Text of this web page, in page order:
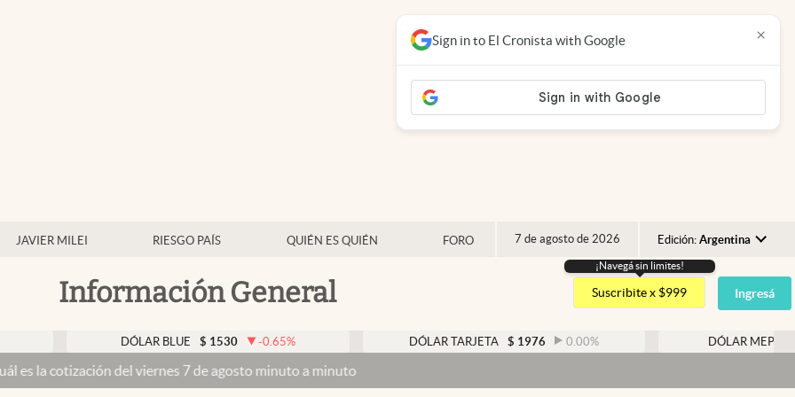
JAVIER MILEI RIESGO PAÍS QUIÉN ES QUIÉN FORO 7 de agosto de 2026 Edición: Argentina
Argentina
España
USA
Información General
¡Navegá sin limites!
Suscribite x $999 Ingresá
DÓLAR BLUE $ 1530 -0.65% DÓLAR TARJETA $ 1976 0.00% DÓLAR MEP $ 1521,52
del viernes 7 de agosto minuto a minuto
Sign in to El Cronista with Google ×